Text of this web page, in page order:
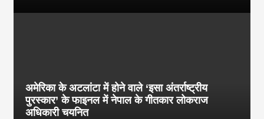
अमेरिका के अटलांटा में होने वाले ‘इसा अंतर्राष्ट्रीय
पुरस्कार’ के फाइनल में नेपाल के गीतकार लोकराज
अधिकारी चयनित